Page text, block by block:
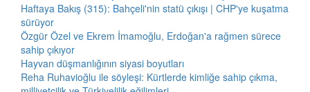
Haftaya Bakış (315): Bahçeli'nin statü çıkışı | CHP'ye kuşatma
sürüyor
Özgür Özel ve Ekrem İmamoğlu, Erdoğan'a rağmen sürece
sahip çıkıyor
Hayvan düşmanlığının siyasi boyutları
Reha Ruhavioğlu ile söyleşi: Kürtlerde kimliğe sahip çıkma,